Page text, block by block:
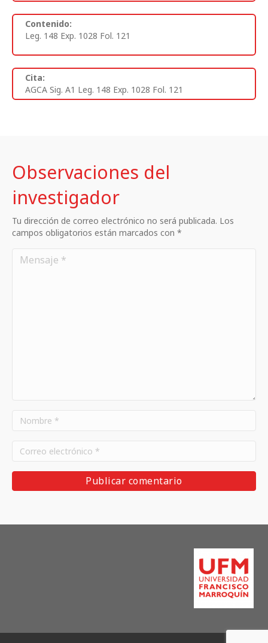
Contenido:
Leg. 148 Exp. 1028 Fol. 121
Cita:
AGCA Sig. A1 Leg. 148 Exp. 1028 Fol. 121
Observaciones del
investigador
Tu dirección de correo electrónico no será publicada. Los
campos obligatorios están marcados con *